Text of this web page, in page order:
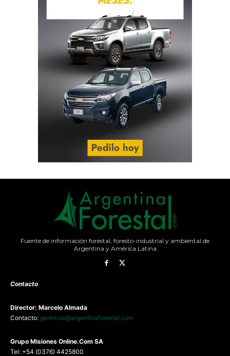
Fuente de información forestal, foresto-industrial y ambiental de
Argentina y América Latina
Contacto
Director: Marcelo Almada
Contacto: gerencia@argentinaforestal.com
Grupo Misiones Online.Com SA
Tel: +54 (0376) 4425800